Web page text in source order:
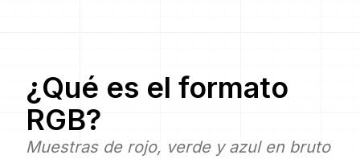
¿Qué es el formato
RGB?
Muestras de rojo, verde y azul en bruto